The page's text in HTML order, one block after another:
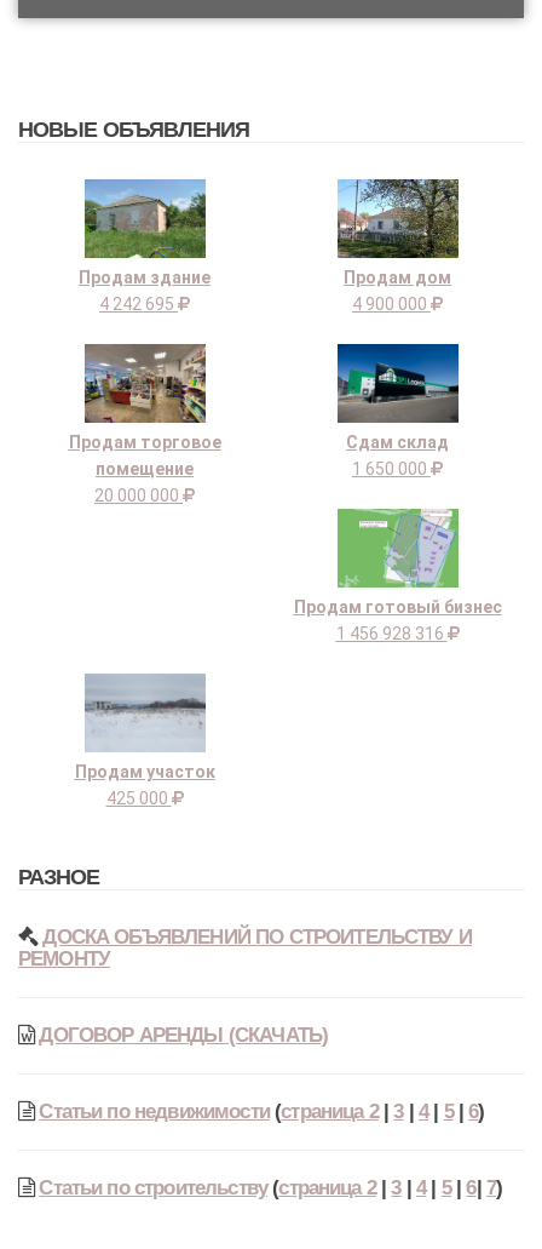
НОВЫЕ ОБЪЯВЛЕНИЯ
Продам здание
4 242 695
Продам дом
4 900 000
Продам торговое
помещение
20 000 000
Сдам склад
1 650 000
Продам готовый бизнес
1 456 928 316
Продам участок
425 000
РАЗНОЕ
ДОСКА ОБЪЯВЛЕНИЙ ПО СТРОИТЕЛЬСТВУ И
РЕМОНТУ
ДОГОВОР АРЕНДЫ (СКАЧАТЬ)
Статьи по недвижимости(страница 2|3| 4| 5|6)
Статьи по строительству(страница 2|3|4| 5|6| 7)